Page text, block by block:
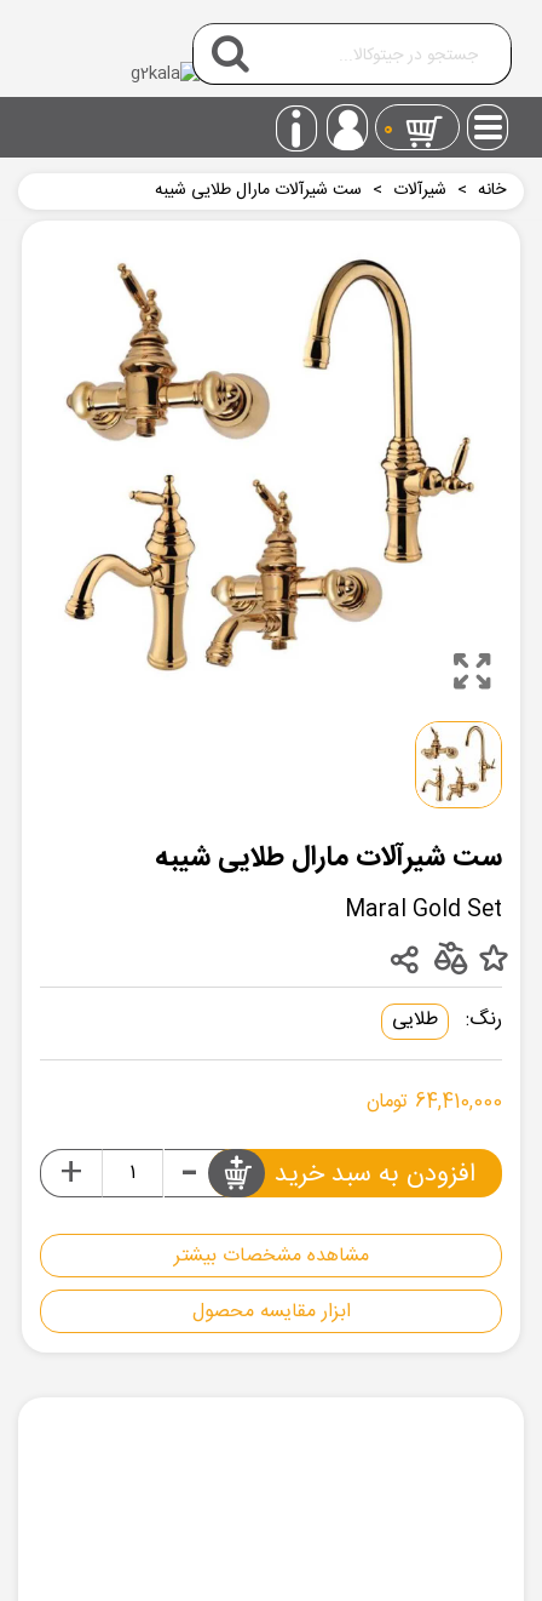
0
خانه > شیرآلات > ست شیرآلات مارال طلایی شیبه
ست شیرآلات مارال طلایی شیبه
Maral Gold Set
مشاهده مشخصات بیشتر
ابزار مقایسه محصول
رنگ: طلایی
64,410,000 تومان
-
+ افزودن به سبد خرید